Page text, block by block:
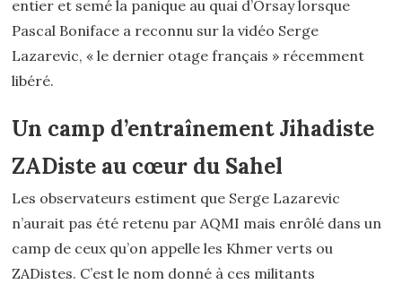
entier et semé la panique au quai d’Orsay lorsque
Pascal Boniface a reconnu sur la vidéo Serge
Lazarevic, « le dernier otage français » récemment
libéré.
Un camp d’entraînementJihadiste
ZADiste au cœur du Sahel
Les observateurs estiment que Serge Lazarevic
n’aurait pas été retenu par AQMI mais enrôlé dans un
camp de ceux qu’on appelle les Khmer verts ou
ZADistes. C’est le nom donné à ces militants